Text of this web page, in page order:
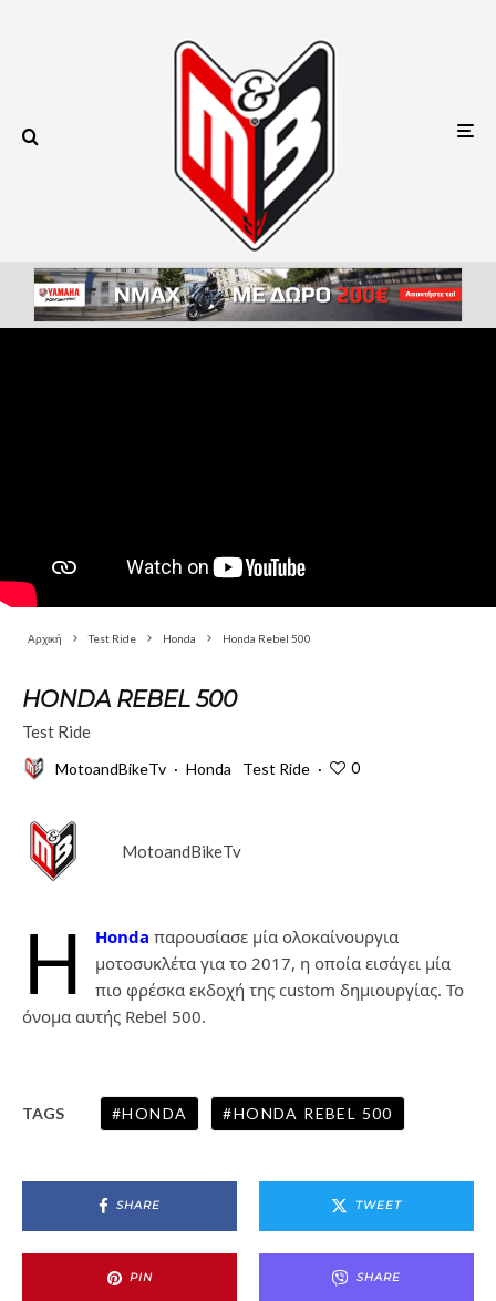
Αρχική Test Ride Honda Honda Rebel 500
HONDA REBEL 500
Test Ride
MotoandBikeTv · Honda Test Ride · 0
MotoandBikeTv
Η Honda παρουσίασε μία ολοκαίνουργια
μοτοσυκλέτα για το 2017, η οποία εισάγει μία
πιο φρέσκα εκδοχή της custom δημιουργίας. Το
όνομα αυτής Rebel 500.
TAGS HONDA HONDA REBEL 500
SHARE TWEET
PIN SHARE